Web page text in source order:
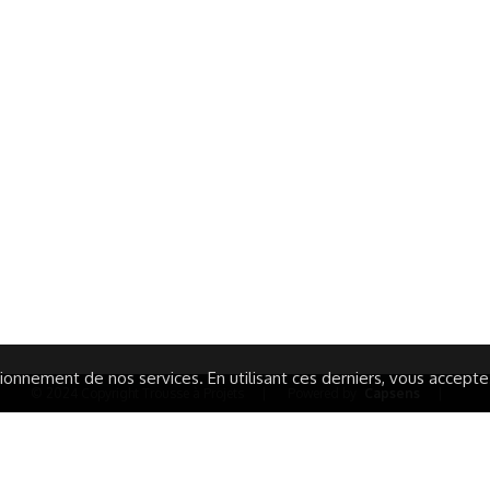
de nos services. En utilisant ces derniers, vous